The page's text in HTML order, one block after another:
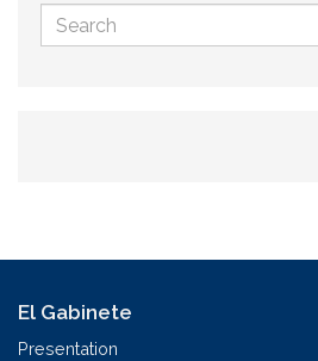
Search
form
El Gabinete
Presentation